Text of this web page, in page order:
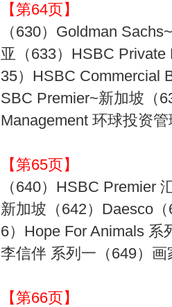
【第64页】
（630）Goldman
亚（633）HSBC
35）HSBC Commercial
SBC Premier~新加坡（
Management 环球投资
【第65页】
（640）HSBC Premier
新加坡（642）Daesco
6）Hope For Animals 系
李信伴 系列一（649）
【第66页】